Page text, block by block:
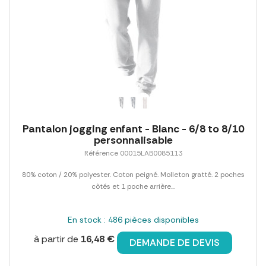
Pantalon jogging enfant - Blanc - 6/8 to 8/10
personnalisable
Référence 00015LAB0085113
80% coton / 20% polyester. Coton peigné. Molleton gratté. 2 poches
côtés et 1 poche arrière...
En stock : 486 pièces disponibles
à partir de 16,48 € DEMANDE DE DEVIS